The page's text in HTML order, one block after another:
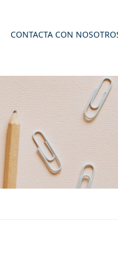
CONTACTA CON